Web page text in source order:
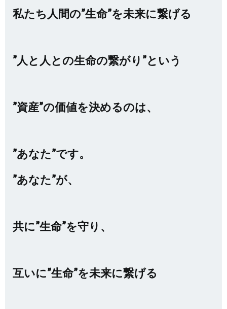
私たち人間の”生命”を未来に繋げる
”人と人との生命の繋がり”という
”資産”の価値を決めるのは、
”あなた”です。
”あなた”が、
共に”生命”を守り、
互いに”生命”を未来に繋げる